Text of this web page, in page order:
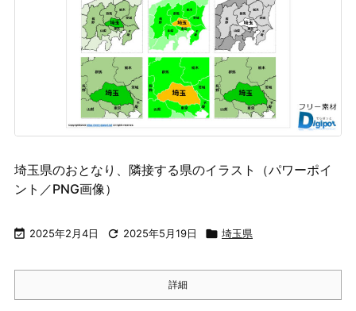
埼玉県のおとなり、隣接する県のイラスト（パワーポイ
ント／PNG画像）
 2025年2月4日  2025年5月19日  埼玉県
詳細